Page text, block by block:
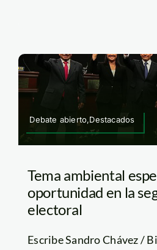
Debate abierto,Destacados
Tema ambiental
oportunidad en la
electoral
Escribe Sandro Chávez /